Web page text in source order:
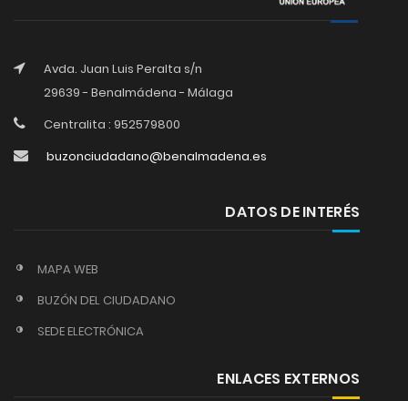
Avda. Juan Luis Peralta s/n
29639 - Benalmádena - Málaga
Centralita : 952579800
buzonciudadano@benalmadena.es
DATOS DE INTERÉS
MAPA WEB
BUZÓN DEL CIUDADANO
SEDE ELECTRÓNICA
ENLACES EXTERNOS